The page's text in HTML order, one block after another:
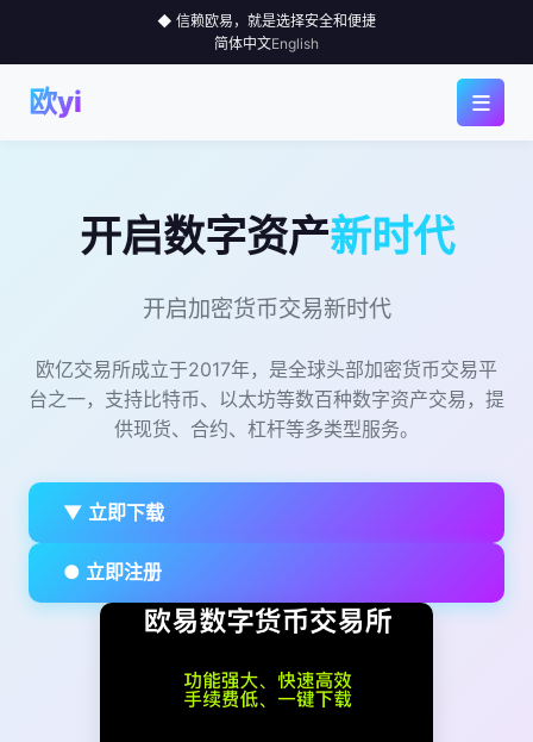
◆ 信赖欧易，就是选择安全和便捷
简体中文English
欧yi ≡
◆ 首页
◆ 使用指南
◆ 社区
开启数字资产新时代
开启加密货币交易新时代
欧亿交易所成立于2017年，是全球头部加密货币交易平
台之一，支持比特币、以太坊等数百种数字资产交易，提
供现货、合约、杠杆等多类型服务。
▼ 立即下载
● 立即注册